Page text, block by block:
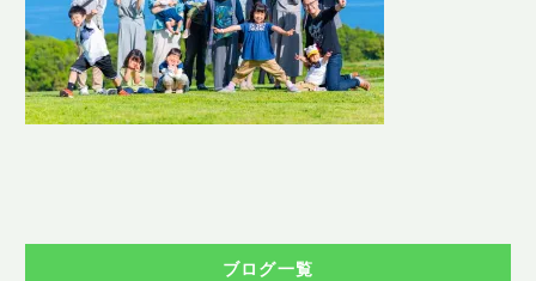
SHOP INFO
店舗情報
CONCEPT
コンセプト
ブログ一覧